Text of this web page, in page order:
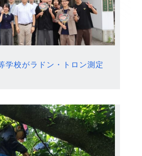
学校がラドン・トロン測定